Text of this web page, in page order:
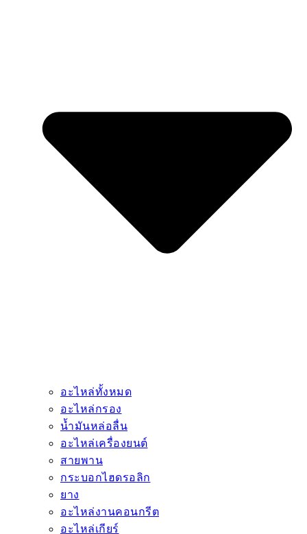
อะไหล่ทั้งหมด
อะไหล่กรอง
น้ำมันหล่อลื่น
อะไหล่เครื่องยนต์
สายพาน
กระบอกไฮดรอลิก
ยาง
อะไหล่งานคอนกรีต
อะไหล่เกียร์